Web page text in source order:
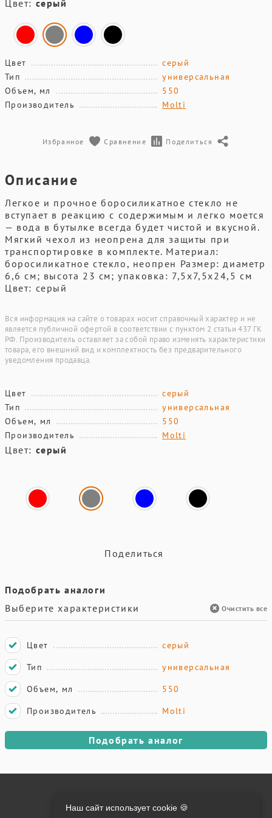
Цвет: серый
Цвет
серый
Тип
универсальная
Объем, мл
550
Производитель
Molti
Избранное Сравнение Поделиться
Описание
Легкое и прочное боросиликатное стекло не
вступает в реакцию с содержимым и легко моется
— вода в бутылке всегда будет чистой и вкусной.
Мягкий чехол из неопрена для защиты при
транспортировке в комплекте. Материал:
боросиликатное стекло, неопрен Размер: диаметр
6,6 см; высота 23 см; упаковка: 7,5x7,5x24,5 см
Цвет: серый
Вся информация на сайте о товарах носит справочный характер и не
является публичной офертой в соответствии с пунктом 2 статьи 437 ГК
РФ. Производитель оставляет за собой право изменять характеристики
товара, его внешний вид и комплектность без предварительного
уведомления продавца.
Цвет
серый
Тип
универсальная
Объем, мл
550
Производитель
Molti
Цвет: серый
Поделиться
Подобрать аналоги
Выберите характеристики
Очистить все
Цвет
серый
Тип
универсальная
Объем, мл
550
Производитель
Molti
Подобрать аналог
Онлайн оплата на сайте:
Наш сайт использует cookie 🍪